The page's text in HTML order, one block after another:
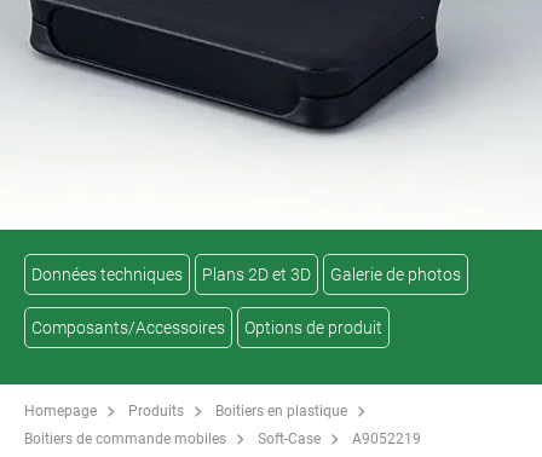
Données techniques Plans 2D et 3D Galerie de photos
Composants/Accessoires Options de produit
Homepage Produits
Boitiers en plastique
Boitiers de commande mobiles
Soft-Case A9052219